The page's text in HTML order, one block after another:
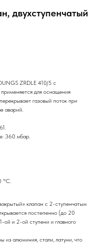
двухступенчатый
ZRDLE 410/5 с
для оснащения
газовый поток при
аварий.
360 мбар.
°С.
клапан с 2-ступенчатым
постепенно (до 20
ой и 2-ой ступени и главного
из алюминия, стали, латуни, что